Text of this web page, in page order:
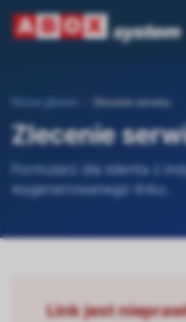
Strona główna Zlecenie serwisu
Zlecenie
Formularz dla klienta z
wygenerowanego linku.
Link jest